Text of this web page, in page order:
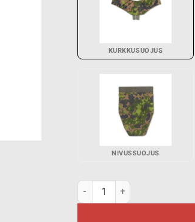
KURKKUSUOJUS
NIVUSSUOJUS
PGD FRAG taktisen liivin